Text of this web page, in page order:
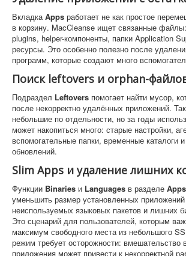
ВкладкаApps работает не как простое
в корзину. MacCleanse ищет связанные
plugins, helper-компоненты, папки Application
ресурсы. Это особенно полезно после
программ, которые создают много
Поиск leftovers и orphan-
Подраздел Leftovers помогает найти мусор,
после некорректно удалённых приложений.
небольшие по отдельности, но за годы
может накопиться много: старые настройки,
вспомогательные папки, временные каталоги и
обновлений.
Slim Apps и удаление лишних
Функции Binaries и Languages в разделе Apps
уменьшить размер установленных
неиспользуемых языковых пакетов и лишних
Это сценарий для пользователей, которым
максимум свободного места из небольшого
режим требует осторожности: вмешательство
приложения может привести к некорректной